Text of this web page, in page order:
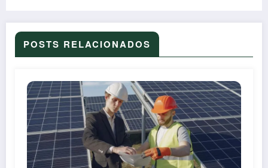
POSTS RELACIONADOS